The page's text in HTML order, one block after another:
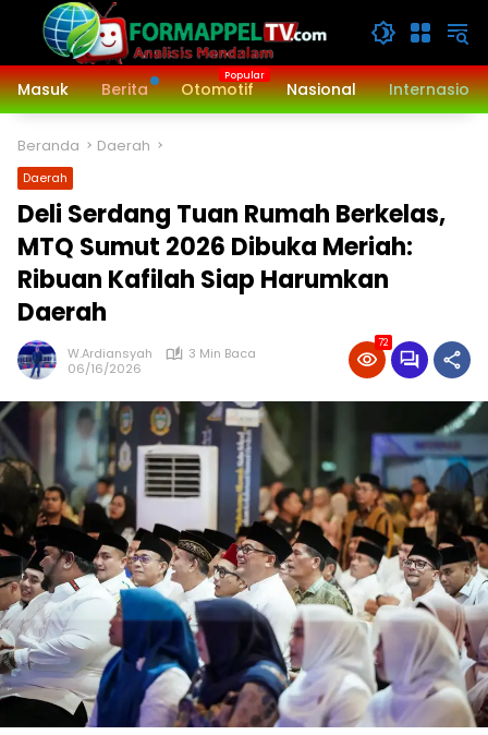
Langsung
konten
Masuk
Berita Otomotif Nasional
Beranda Daerah
Daerah
‎Deli Serdang Tuan Rumah Berkelas,
MTQ Sumut 2026 Dibuka Meriah:
Ribuan Kafilah Siap Harumkan
Daerah
W.Ardiansyah
3 Min Baca
06/16/2026
72